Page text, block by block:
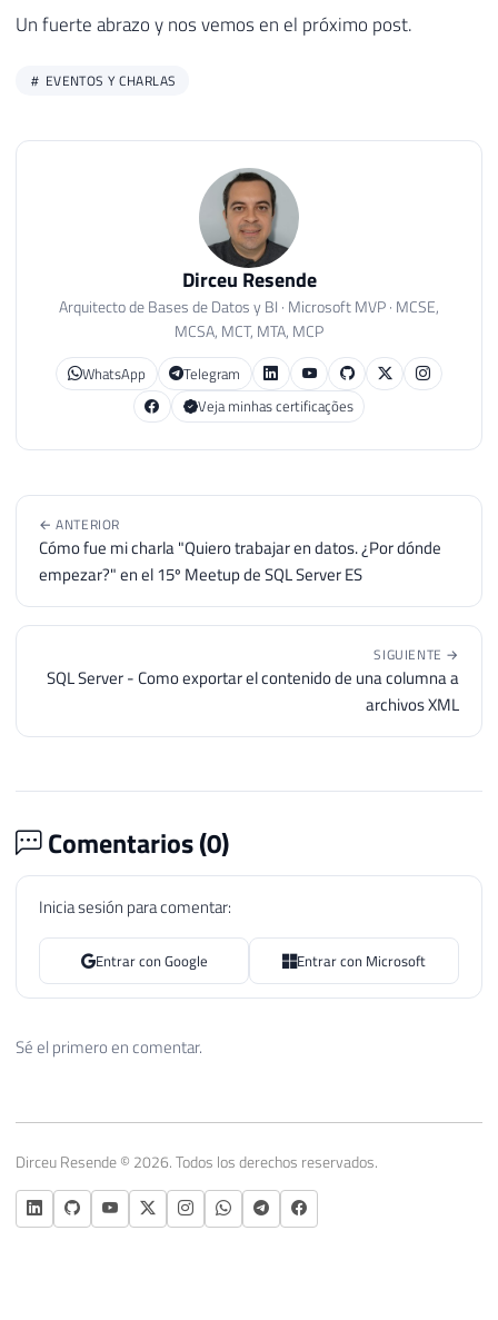
Un fuerte abrazo y nos vemos en el próximo post.
EVENTOS Y CHARLAS
Dirceu Resende
Arquitecto de Bases de Datos y BI · Microsoft MVP · MCSE,
MCSA, MCT, MTA, MCP
WhatsApp
Telegram
Veja minhas certificações
← ANTERIOR
Cómo fue mi charla "Quiero trabajar en datos. ¿Por dónde
empezar?" en el 15º Meetup de SQL Server ES
SIGUIENTE →
SQL Server - Como exportar el contenido de una columna a
archivos XML
Comentarios (0)
Inicia sesión para comentar:
Entrar con Google Entrar con Microsoft
Sé el primero en comentar.
Dirceu Resende © 2026. Todos los derechos reservados.